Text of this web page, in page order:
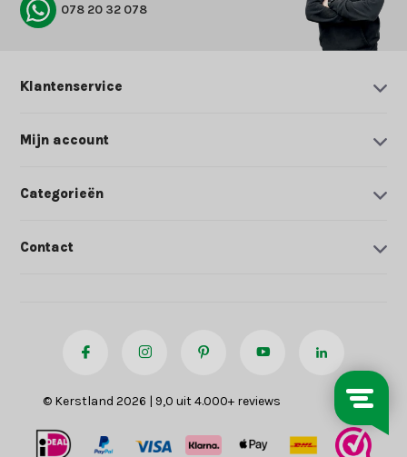
078 20 32 078
Klantenservice
Mijn account
Categorieën
Contact
© Kerstland 2026 | 9,0 uit 4.000+ reviews